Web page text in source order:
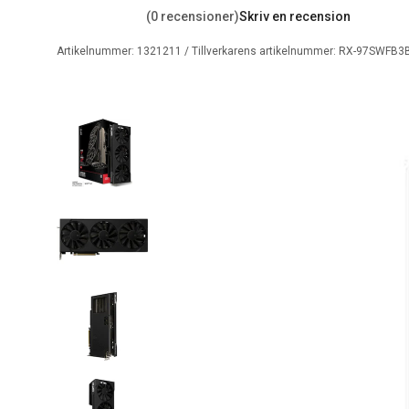
(0 recensioner)Skriv en recension
Artikelnummer: 1321211 / Tillverkarens artikelnummer: RX-